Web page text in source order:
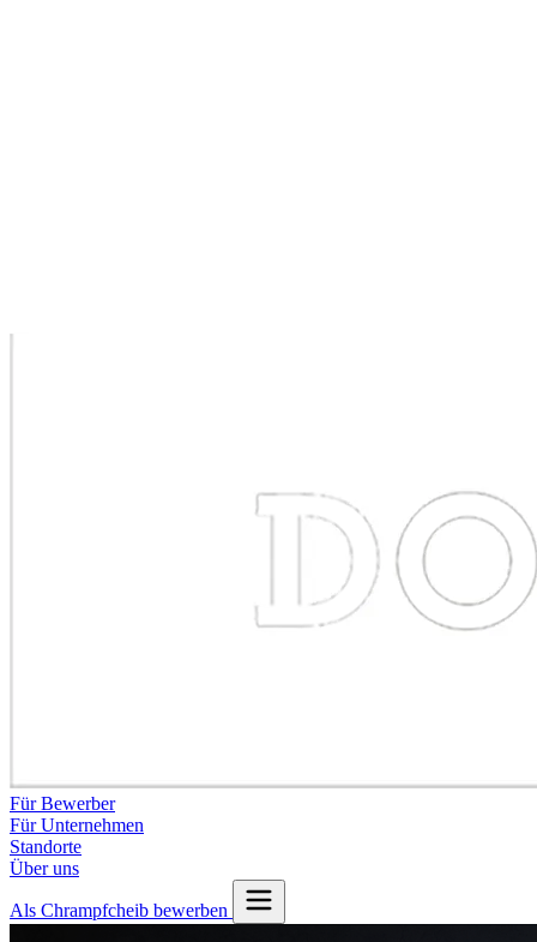
Für Bewerber
Für Unternehmen
Standorte
Über uns
Als Chrampfcheib bewerben